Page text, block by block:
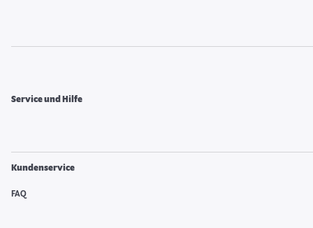
Service und Hilfe
Kundenservice
FAQ